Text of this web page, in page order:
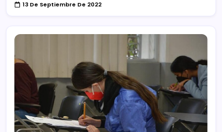
13 De Septiembre De 2022